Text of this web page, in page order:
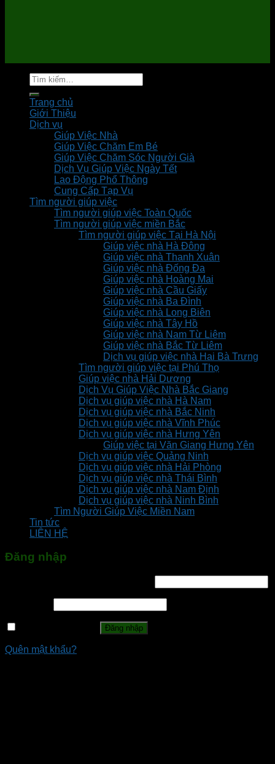
Tìm
kiếm:
Trang chủ
Giới Thiệu
Dịch vụ
Giúp Việc Nhà
Giúp Việc Chăm Em Bé
Giúp Việc Chăm Sóc Người Già
Dịch Vụ Giúp Việc Ngày Tết
Lao Động Phổ Thông
Cung Cấp Tạp Vụ
Tìm người giúp việc
Tìm người giúp việc Toàn Quốc
Tìm người giúp việc miền Bắc
Tìm người giúp việc Tại Hà Nội
Giúp việc nhà Hà Đông
Giúp việc nhà Thanh Xuân
Giúp việc nhà Đống Đa
Giúp việc nhà Hoàng Mai
Giúp việc nhà Cầu Giấy
Giúp việc nhà Ba Đình
Giúp việc nhà Long Biên
Giúp việc nhà Tây Hồ
Giúp việc nhà Nam Từ Liêm
Giúp việc nhà Bắc Từ Liêm
Dịch vụ giúp việc nhà Hai Bà Trưng
Tìm người giúp việc tại Phú Thọ
Giúp việc nhà Hải Dương
Dịch Vụ Giúp Việc Nhà Bắc Giang
Dịch vụ giúp việc nhà Hà Nam
Dịch vụ giúp việc nhà Bắc Ninh
Dịch vụ giúp việc nhà Vĩnh Phúc
Dịch vụ giúp việc nhà Hưng Yên
Giúp việc tại Văn Giang Hưng Yên
Dịch vụ giúp việc Quảng Ninh
Dịch vụ giúp việc nhà Hải Phòng
Dịch vụ giúp việc nhà Thái Bình
Dịch vụ giúp việc nhà Nam Định
Dịch vụ giúp việc nhà Ninh Bình
Tìm Người Giúp Việc Miền Nam
Tin tức
LIÊN HỆ
Đăng nhập
Đăng nhập
Quên mật khẩu?